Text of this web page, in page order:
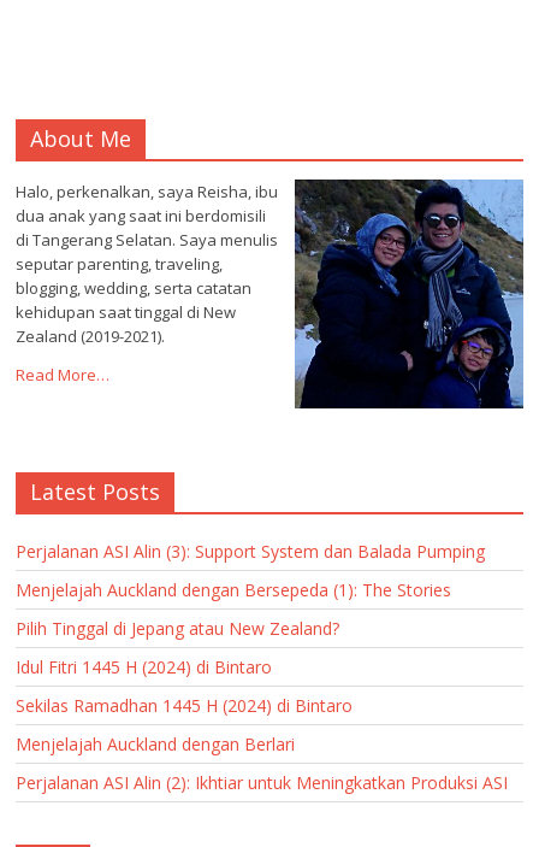
About Me
Halo, perkenalkan, saya Reisha, ibu
dua anak yang saat ini berdomisili
di Tangerang Selatan. Saya menulis
seputar parenting, traveling,
blogging, wedding, serta catatan
kehidupan saat tinggal di New
Zealand (2019-2021).
Read More…
Latest Posts
Perjalanan ASI Alin (3): Support System dan Balada Pumping
Menjelajah Auckland dengan Bersepeda (1): The Stories
Pilih Tinggal di Jepang atau New Zealand?
Idul Fitri 1445 H (2024) di Bintaro
Sekilas Ramadhan 1445 H (2024) di Bintaro
Menjelajah Auckland dengan Berlari
Perjalanan ASI Alin (2): Ikhtiar untuk Meningkatkan Produksi ASI